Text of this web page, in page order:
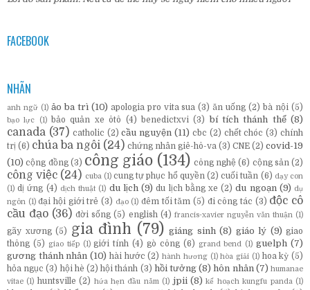
FACEBOOK
NHÃN
anh ngữ (1) ảo ba trì (10) apologia pro vita sua (3) ăn uống (2) bà nội (5)
bạo lực (1) bảo quản xe ôtô (4) benedictxvi (3) bí tích thánh thể (8)
canada (37) catholic (2) cầu nguyện (11) cbc (2) chết chóc (3) chính
trị (6) chúa ba ngôi (24) chứng nhân giê-hô-va (3) CNE (2) covid-19
(10) cộng đồng (3) công giáo (134) công nghệ (6) cộng sản (2)
công việc (24) cuba (1) cung tự phục hổ quyền (2) cuối tuần (6) dạy con
(1) dị ứng (4) dịch thuật (1) du lịch (9) du lịch bằng xe (2) du ngoạn (9) dụ
ngôn (1) đại hội giới trẻ (3) đạo (1) đêm tối tăm (5) đi công tác (3) độc cô
cầu đạo (36) đời sống (5) english (4) francis-xavier nguyễn văn thuận (1)
gãy xương (5) gia đình (79) giáng sinh (8) giáo lý (9) giao
thông (5) giao tiếp (1) giới tính (4) gò công (6) grand bend (1) guelph (7)
gương thánh nhân (10) hài hước (2) hành hương (1) hòa giải (1) hoa kỳ (5)
hỏa ngục (3) hội hè (2) hội thánh (3) hồi tưởng (8) hôn nhân (7) humanae
vitae (1) huntsville (2) hứa hẹn đầu năm (1) jpii (8) kế hoạch kungfu panda (1)